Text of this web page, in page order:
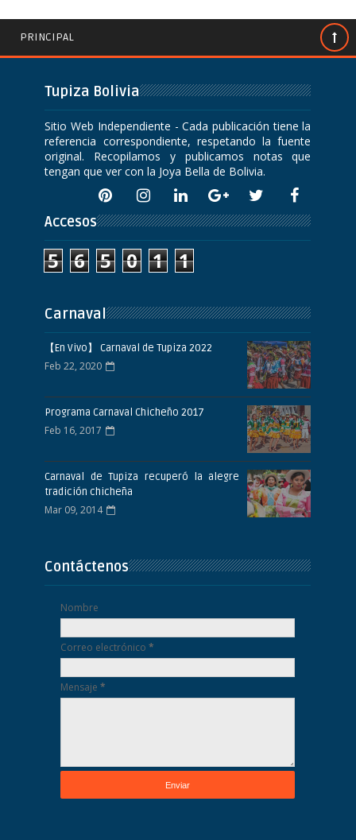
PRINCIPAL
Tupiza Bolivia
Sitio Web Independiente - Cada publicación tiene la
referencia correspondiente, respetando la fuente
original. Recopilamos y publicamos notas que
tengan que ver con la Joya Bella de Bolivia.
Accesos
5 6 5 0 1 1
Carnaval
【En Vivo】 Carnaval de Tupiza 2022
Feb 22, 2020
Programa Carnaval Chicheño 2017
Feb 16, 2017
Carnaval de Tupiza recuperó la alegre
tradición chicheña
Mar 09, 2014
Contáctenos
Nombre
Correo electrónico*
Mensaje*